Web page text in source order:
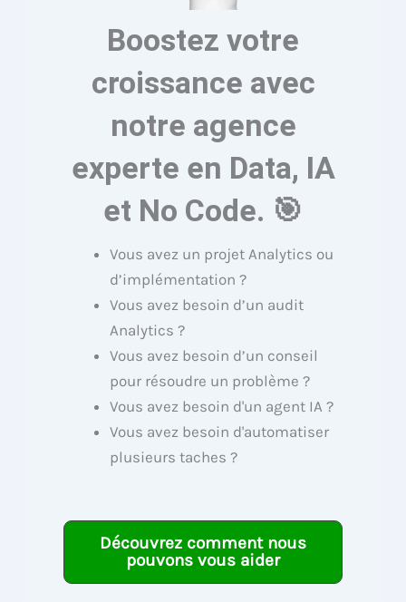
Boostez votre
croissance avec
notre agence
experte en Data, IA
et No Code. 🎯
Vous avez un projet Analytics ou
d’implémentation ?
Vous avez besoin d’un audit
Analytics ?
Vous avez besoin d’un conseil
pour résoudre un problème ?
Vous avez besoin d'un agent IA ?
Vous avez besoin d'automatiser
plusieurs taches ?
Découvrez comment nous
pouvons vous aider